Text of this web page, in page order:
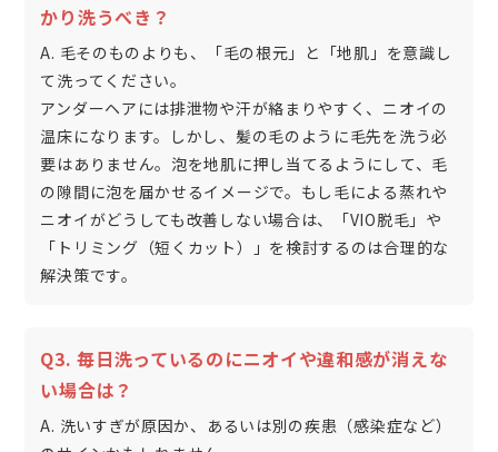
かり洗うべき？
A. 毛そのものよりも、「毛の根元」と「地肌」を意識し
て洗ってください。
アンダーヘアには排泄物や汗が絡まりやすく、ニオイの
温床になります。しかし、髪の毛のように毛先を洗う必
要はありません。泡を地肌に押し当てるようにして、毛
の隙間に泡を届かせるイメージで。もし毛による蒸れや
ニオイがどうしても改善しない場合は、「VIO脱毛」や
「トリミング（短くカット）」を検討するのは合理的な
解決策です。
Q3. 毎日洗っているのにニオイや違和感が消えな
い場合は？
A. 洗いすぎが原因か、あるいは別の疾患（感染症など）